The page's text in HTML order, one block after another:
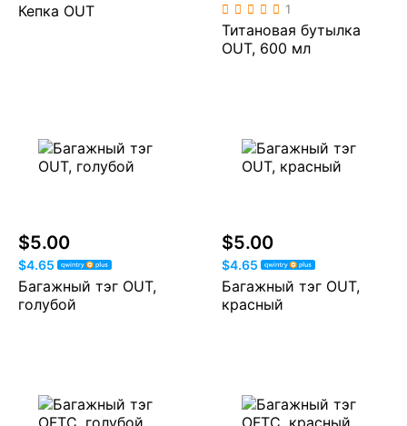
Кепка OUT 1
Титановая бутылка
OUT, 600 мл
$5.00
$4.65
Багажный тэг OUT,
голубой
$5.00
$4.65
Багажный тэг OUT,
красный